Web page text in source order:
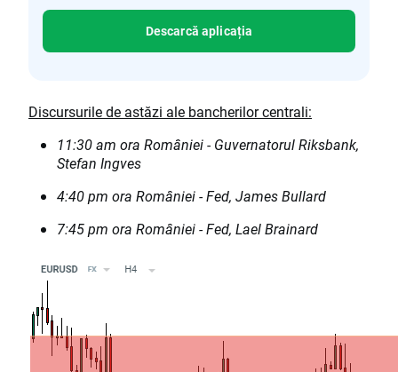
Descarcă aplicația
Discursurile de astăzi ale bancherilor centrali:
11:30 am ora României - Guvernatorul Riksbank,
Stefan Ingves
4:40 pm ora României - Fed, James Bullard
7:45 pm ora României - Fed, Lael Brainard